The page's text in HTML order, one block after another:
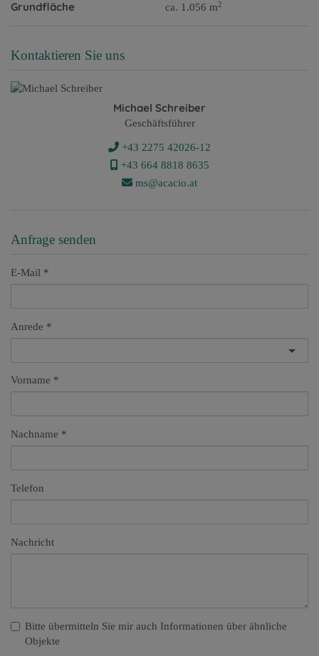
Grundfläche ca. 1.056 m2
Kontaktieren Sie uns
Michael Schreiber
Geschäftsführer
+43 2275 42026-12
+43 ​664 8818 8635
ms@acacio.at
Anfrage senden
E-Mail
Anrede
Vorname
Nachname
Telefon
Nachricht
Bitte übermitteln Sie mir auch Informationen über ähnliche
Objekte